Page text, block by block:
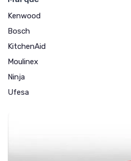
Kenwood
Bosch
KitchenAid
Moulinex
Ninja
Ufesa